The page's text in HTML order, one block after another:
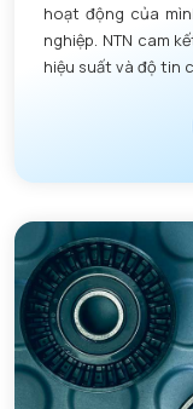
hoạt động của mình
nghiệp. NTN cam
hiệu suất và độ tin